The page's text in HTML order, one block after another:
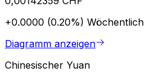
+0.0000 (0.20%) Wöchentlich
Diagramm anzeigen
Chinesischer Yuan